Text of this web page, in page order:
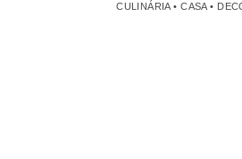
CULINÁRIA • CASA •